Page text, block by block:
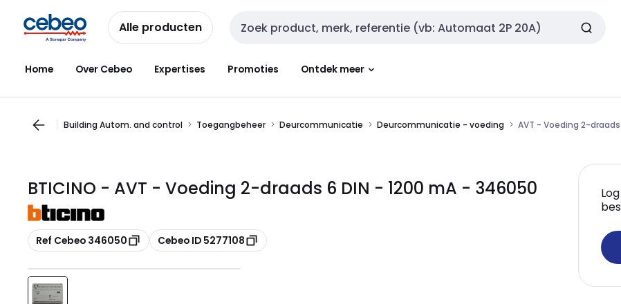
naar
navigatie
naar
inhoud
Alle producten Zoekveld invoer
Home Over Cebeo Expertises Promoties Ontdek meer
Building Autom. and control Toegangbeheer Deurcommunicatie Deurcommunicatie - voeding AVT - Voeding 2-draads
BTICINO - AVT - Voeding 2-draads 6 DIN - 1200 mA - 346050
Kopiëren
Ref Cebeo 346050 Kopiëren
Cebeo ID 5277108